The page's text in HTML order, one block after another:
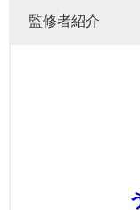
監修者紹介